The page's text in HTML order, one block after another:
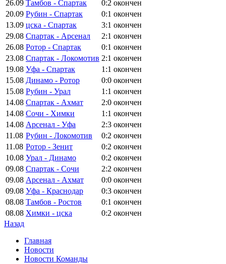
26.09 Тамбов - Спартак 0:2 окончен
20.09 Рубин - Спартак 0:1 окончен
13.09 цска - Спартак 3:1 окончен
29.08 Спартак - Арсенал 2:1 окончен
26.08 Ротор - Спартак 0:1 окончен
23.08 Спартак - Локомотив 2:1 окончен
19.08 Уфа - Спартак 1:1 окончен
15.08 Динамо - Ротор 0:0 окончен
15.08 Рубин - Урал 1:1 окончен
14.08 Спартак - Ахмат 2:0 окончен
14.08 Сочи - Химки 1:1 окончен
14.08 Арсенал - Уфа 2:3 окончен
11.08 Рубин - Локомотив 0:2 окончен
11.08 Ротор - Зенит 0:2 окончен
10.08 Урал - Динамо 0:2 окончен
09.08 Спартак - Сочи 2:2 окончен
09.08 Арсенал - Ахмат 0:0 окончен
09.08 Уфа - Краснодар 0:3 окончен
08.08 Тамбов - Ростов 0:1 окончен
08.08 Химки - цска 0:2 окончен
Назад
Главная
Новости
Новости Команды